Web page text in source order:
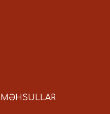
MƏHSULLAR